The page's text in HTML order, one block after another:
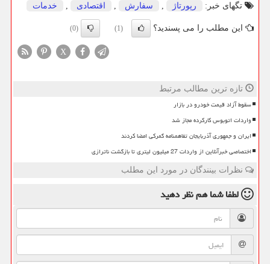
تگهای خبر:
رپورتاژ , سفارش , اقتصادی , خدمات
این مطلب را می پسندید؟ (1)
(0)
X
تازه ترین مطالب مرتبط
سقوط آزاد قیمت خودرو در بازار
واردات اتوبوس کارکرده مجاز شد
ایران و جمهوری آذربایجان تفاهمنامه گمرکی امضا کردند
اختصاصی خبرآنلاین از واردات 27 میلیون لیتری تا بازگشت ناترازی
نظرات بینندگان در مورد این مطلب
لطفا شما همنظر دهید